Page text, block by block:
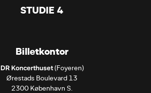
STUDIE 4
Billetkontor
DR Koncerthuset (Foyeren)
Ørestads Boulevard 13
2300 København S.